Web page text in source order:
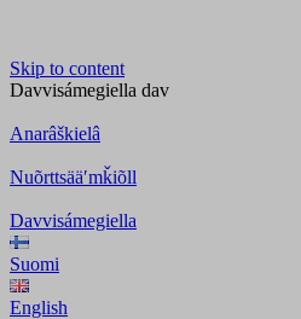
Skip to content
Davvisámegiella dav
Anarâškielâ
Nuõrttsääʹmǩiõll
Davvisámegiella
Suomi
English